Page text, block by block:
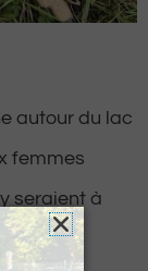
autour du lac
femmes
seraient à